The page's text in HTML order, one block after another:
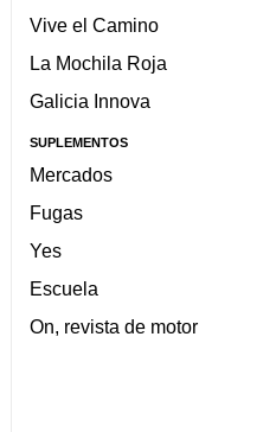
Vive el Camino
La Mochila Roja
Galicia Innova
SUPLEMENTOS
Mercados
Fugas
Yes
Escuela
On, revista de motor